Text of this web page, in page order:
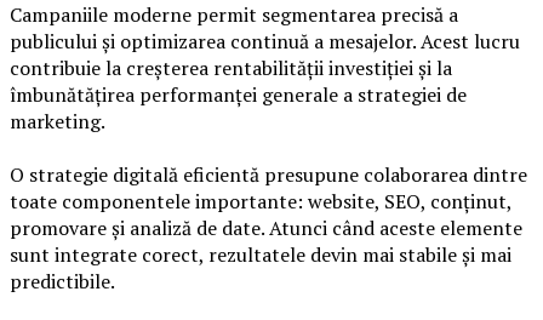
Campaniile moderne permit segmentarea precisă a
publicului și optimizarea continuă a mesajelor. Acest lucru
contribuie la creșterea rentabilității investiției și la
îmbunătățirea performanței generale a strategiei de
marketing.
O strategie digitală eficientă presupune colaborarea dintre
toate componentele importante: website, SEO, conținut,
promovare și analiză de date. Atunci când aceste elemente
sunt integrate corect, rezultatele devin mai stabile și mai
predictibile.